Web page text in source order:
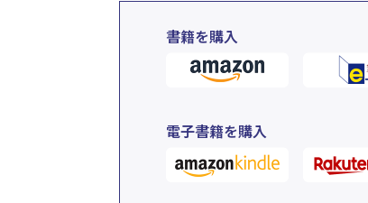
書籍を購入
電子書籍を購入